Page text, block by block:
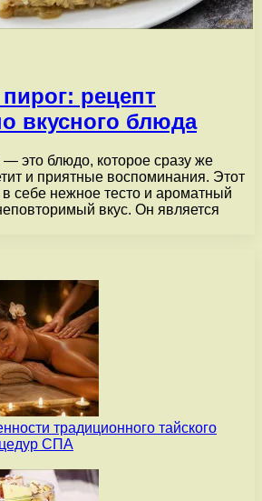
рецепт
вкусного блюда
это блюдо, которое сразу же
и приятные воспоминания. Этот
в себе нежное тесто и ароматный
вкус. Он является
традиционного тайского
СПА